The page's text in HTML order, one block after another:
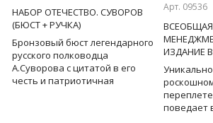
НАБОР ОТЕЧЕСТВО. СУВОРОВ
(БЮСТ + РУЧКА)
Бронзовый бюст легендарного
русского полководца
А.Суворова с цитатой в его
честь и патриотичная
Арт. 09536
ИЗДАНИЕ
поведает